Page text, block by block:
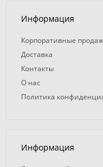
Информация
Корпоративные
Доставка
Контакты
О нас
Политика
Информация